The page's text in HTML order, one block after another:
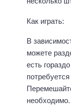
Как играть:
В
можете
есть
необходимо.